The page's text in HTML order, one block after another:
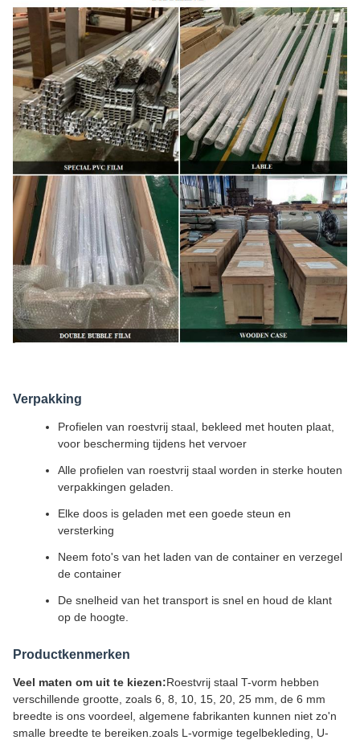
Verpakking
Profielen van roestvrij staal, bekleed met houten plaat,
voor bescherming tijdens het vervoer
Alle profielen van roestvrij staal worden in sterke houten
verpakkingen geladen.
Elke doos is geladen met een goede steun en
versterking
Neem foto's van het laden van de container en verzegel
de container
De snelheid van het transport is snel en houd de klant
op de hoogte.
Productkenmerken
Veel maten om uit te kiezen:Roestvrij staal T-vorm hebben
verschillende grootte, zoals 6, 8, 10, 15, 20, 25 mm, de 6 mm
breedte is ons voordeel, algemene fabrikanten kunnen niet zo'n
smalle breedte te bereiken.zoals L-vormige tegelbekleding, U-